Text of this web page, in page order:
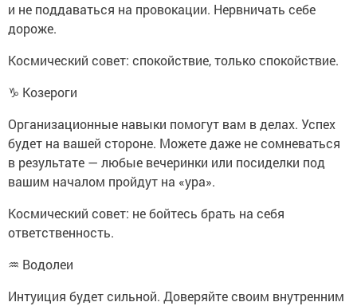
и не поддаваться на провокации. Нервничать себе
дороже.
Космический совет: спокойствие, только спокойствие.
♑ Козероги
Организационные навыки помогут вам в делах. Успех
будет на вашей стороне. Можете даже не сомневаться
в результате — любые вечеринки или посиделки под
вашим началом пройдут на «ура».
Космический совет: не бойтесь брать на себя
ответственность.
♒ Водолеи
Интуиция будет сильной. Доверяйте своим внутренним